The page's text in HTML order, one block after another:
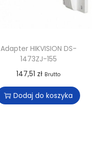
Adapter HIKVISION DS-
1473ZJ-155
147,51 zł Brutto
Dodaj do koszyka